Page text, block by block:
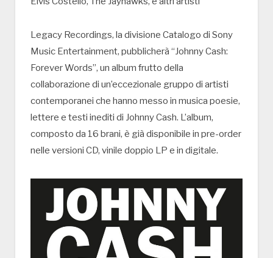
Legacy Recordings, la divisione Catalogo di Sony
Music Entertainment, pubblicherà “Johnny Cash:
Forever Words”, un album frutto della
collaborazione di un’eccezionale gruppo di artisti
contemporanei che hanno messo in musica poesie,
lettere e testi inediti di Johnny Cash. L’album,
composto da 16 brani, è già disponibile in pre-order
nelle versioni CD, vinile doppio LP e in digitale.